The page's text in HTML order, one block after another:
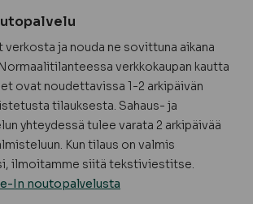
ja nouda ne sovittuna aikana
verkkokaupan kautta
ovat noudettavissa 1-2 arkipäivän
tilauksesta. Sahaus- ja
yhteydessä tulee varata 2 arkipäivää
Kun tilaus on valmis
ilmoitamme siitä tekstiviestitse.
In noutopalvelusta